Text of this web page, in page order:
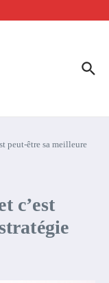
pour la transformer en
peut-être sa meilleure
c’est